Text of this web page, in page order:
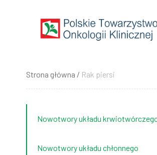
Ścieżka
nawigacyjna
Strona główna Rak piersi
Nowotwory układu
Nowotwory układu chłonnego